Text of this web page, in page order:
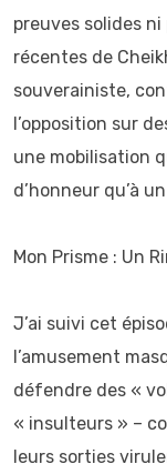
preuves solides
récentes de
souverainiste,
l’opposition sur
une mobilisation
d’honneur qu’à
Mon Prisme : Un
J’ai suivi cet
l’amusement
défendre des «
« insulteurs » –
leurs sorties